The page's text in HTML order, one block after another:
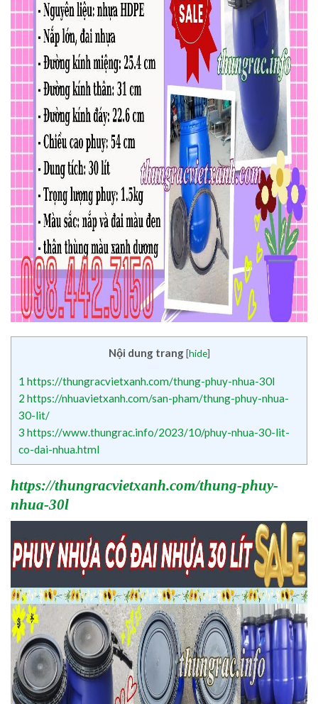
Nội dung trang [hide]
1 https://thungracvietxanh.com/thung-phuy-nhua-30l
2 https://nhuavietxanh.com/san-pham/thung-phuy-nhua-
30-lit/
3 https://www.thungrac.info/2023/10/phuy-nhua-30-lit-
co-dai-nhua.html
https://thungracvietxanh.com/thung-phuy-
nhua-30l